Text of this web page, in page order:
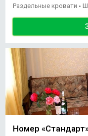
Раздельные кровати •
Номер